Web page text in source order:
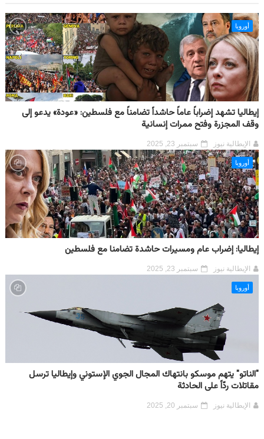
أوروبا
إيطاليا تشهد إضراباً عاماً حاشداً تضامناً مع فلسطين: «عودة» يدعو إلى
وقف المجزرة وفتح ممرات إنسانية
الإيطالية نيوز سبتمبر 23, 2025
أوروبا
إيطاليا: إضراب عام ومسيرات حاشدة تضامنا مع فلسطين
الإيطالية نيوز سبتمبر 23, 2025
أوروبا
"الناتو" يتهم موسكو بانتهاك المجال الجوي الإستوني وإيطاليا ترسل
مقاتلات ردّاً على الحادثة
الإيطالية نيوز سبتمبر 20, 2025